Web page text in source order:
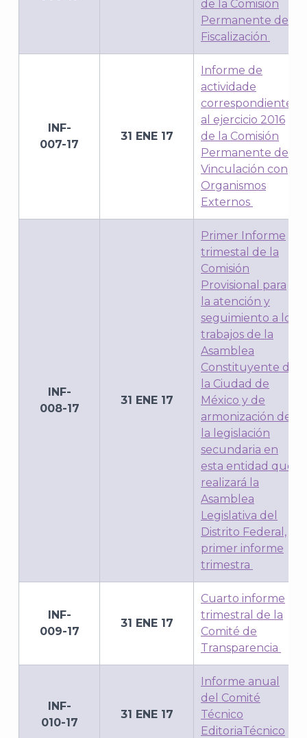
de la Comisión
Permanente de
Fiscalización
INF-
007-17
31 ENE 17
Informe de
actividade
correspondiente
al ejercicio 2016
de la Comisión
Permanente de
Vinculación con
Organismos
Externos
INF-
008-17
31 ENE 17
Primer Informe
trimestal de la
Comisión
Provisional para
la atención y
seguimiento a los
trabajos de la
Asamblea
Constituyente de
la Ciudad de
México y de
armonización de
la legislación
secundaria en
esta entidad que
realizará la
Asamblea
Legislativa del
Distrito Federal,
primer informe
trimestra
INF-
009-17
31 ENE 17
Cuarto informe
trimestral de la
Comité de
Transparencia
INF-
010-17
31 ENE 17
Informe anual
del Comité
Técnico
EditoriaTécnico